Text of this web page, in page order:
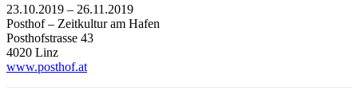
23.10.2019 – 26.11.2019
Posthof – Zeitkultur am Hafen
Posthofstrasse 43
4020 Linz
www.posthof.at